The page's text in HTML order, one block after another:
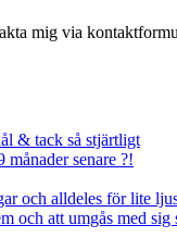
mig via
& tack så stjärtligt
månader senare ?!
och alldeles för lite
och att umgås med sig